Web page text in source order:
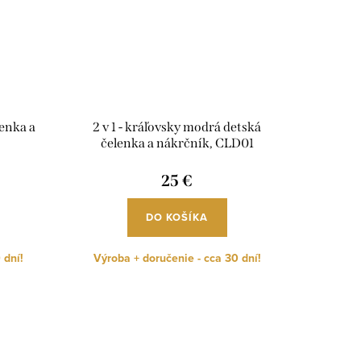
a
dní!
2 v 1 - kráľovsky modrá detská
čelenka a nákrčník, CLD01
25 €
DO KOŠÍKA
Výroba + doručenie - cca 30 dní!